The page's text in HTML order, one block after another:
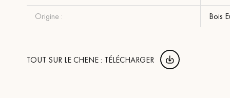
Origine : Bois
TOUT SUR LE CHENE : TÉLÉCHARGER